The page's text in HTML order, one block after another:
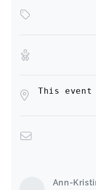
This
Ann-